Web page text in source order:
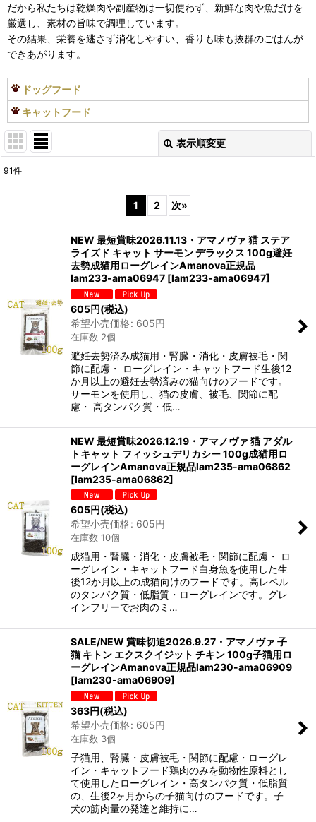
だから私たちは乾燥肉や副産物は一切使わず、新鮮な肉や魚だけを
厳選し、素材の旨味で調理しています。
その結果、栄養を逃さず消化しやすい、香りも味も抜群のごはんが
できあがります。
ドッグフード
キャットフード
表示順変更
絞り込む
91件
1 2 次»
NEW 最短賞味2026.11.13・アマノヴァ 猫 ステア
ライズド キャット サーモン デラックス 100g避妊
去勢成猫用ローグレインAmanova正規品
lam233-ama06947 [lam233-ama06947]
605円(税込)
希望小売価格: 605円
在庫数 2個
避妊去勢済み成猫用・腎臓・消化・皮膚被毛・関
節に配慮・ ローグレイン・キャットフード生後12
か月以上の避妊去勢済みの猫向けのフードです。
サーモンを使用し、猫の皮膚、被毛、関節に配
慮・ 高タンパク質・低…
NEW 最短賞味2026.12.19・アマノヴァ 猫 アダル
トキャット フィッシュデリカシー 100g成猫用ロ
ーグレインAmanova正規品lam235-ama06862
[lam235-ama06862]
605円(税込)
希望小売価格: 605円
在庫数 10個
成猫用・腎臓・消化・皮膚被毛・関節に配慮・ ロ
ーグレイン・キャットフード白身魚を使用した生
後12か月以上の成猫向けのフードです。高レベル
のタンパク質・低脂質・ローグレインです。グレ
インフリーでお肉のミ…
SALE/NEW 賞味切迫2026.9.27・アマノヴァ 子
猫 キトン エクスクイジット チキン 100g子猫用ロ
ーグレインAmanova正規品lam230-ama06909
[lam230-ama06909]
363円(税込)
希望小売価格: 605円
在庫数 3個
子猫用、腎臓・皮膚被毛・関節に配慮・ローグレ
イン・キャットフード鶏肉のみを動物性原料とし
て使用したローグレイン・高タンパク質・低脂質
の、生後2ヶ月からの子猫向けのフードです。子
犬の筋肉量の発達と維持に…